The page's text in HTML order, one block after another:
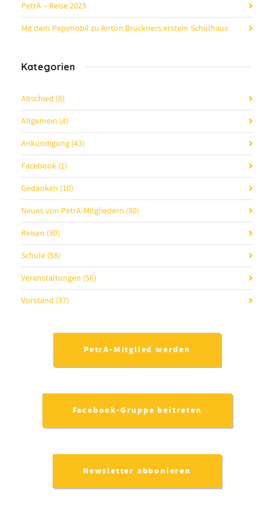
PetrA – Reise 2025
Mit dem Pepimobil zu Anton Bruckners erstem Schulhaus
Kategorien
Abschied (8)
Allgemein (4)
Ankündigung (43)
Facebook (1)
Gedanken (10)
Neues von PetrA-Mitgliedern (30)
Reisen (30)
Schule (58)
Veranstaltungen (56)
Vorstand (37)
PetrA-Mitglied werden
Facebook-Gruppe beitreten
Newsletter abbonieren